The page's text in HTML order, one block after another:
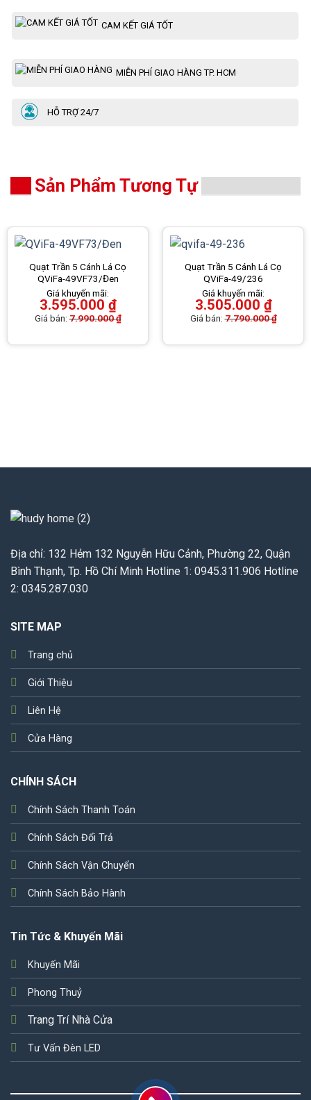
CAM KẾT GIÁ TỐT
MIỄN PHÍ GIAO HÀNG TP. HCM
HỖ TRỢ 24/7
Sản Phẩm Tương Tự
Quạt Trần 5 Cánh Lá Cọ
QViFa-49VF73/Đen
Giá khuyến mãi:
3.595.000 ₫
Giá bán:7.990.000₫
Quạt Trần 5 Cánh Lá Cọ
QViFa-49/236
Giá khuyến mãi:
3.505.000 ₫
Giá bán:7.790.000₫
Địa chỉ: 132 Hẻm 132 Nguyễn Hữu Cảnh, Phường 22, Quận
Bình Thạnh, Tp. Hồ Chí Minh Hotline 1: 0945.311.906 Hotline
2: 0345.287.030
SITE MAP
Trang chủ
Giới Thiệu
Liên Hệ
Cửa Hàng
CHÍNH SÁCH
Chính Sách Thanh Toán
Chính Sách Đổi Trả
Chính Sách Vận Chuyển
Chính Sách Bảo Hành
Tin Tức & Khuyến Mãi
Khuyến Mãi
Phong Thuỷ
Trang Trí Nhà Cửa
Tư Vấn Đèn LED